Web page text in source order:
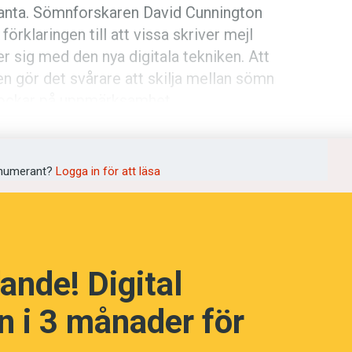
digitalt
Sömnforskaren David Cunnington
till att vissa skriver mejl
sig med den nya digitala tekniken. Att
gör det svårare att skilja mellan sömn
Logga in för att läsa
Digital
i 3 månader för